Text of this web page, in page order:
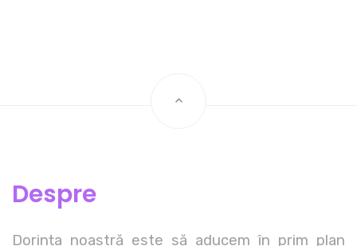
Despre
Dorința noastră este să aducem în prim plan